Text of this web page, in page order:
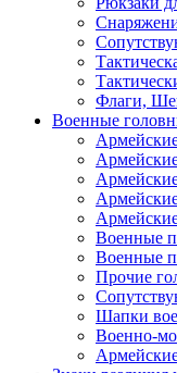
Флаги,
Военные
Военные
Военные
Прочие
Шапки
Военно-